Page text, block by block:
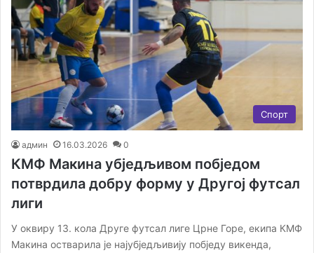
Спорт
админ 16.03.2026 0
КМФ Макина убједљивом побједом
потврдила добру форму у Другој футсал
лиги
У оквиру 13. кола Друге футсал лиге Црне Горе, екипа КМФ
Макина остварила је најубједљивију побједу викенда,